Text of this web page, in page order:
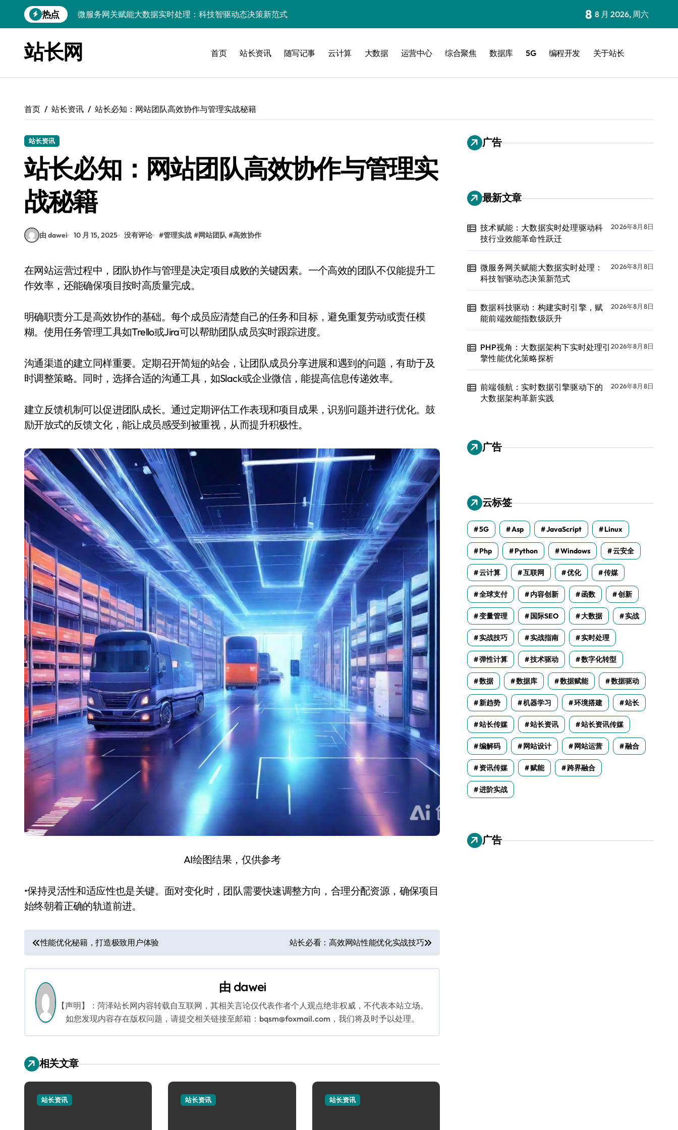
到
热点
数据科技驱动：构建实时引擎，赋能前端效能指数级跃升
前端领航：实时数据引擎驱动下的大数据架构革新实践
技术赋能：企业级动态数据实时处理引擎的价值挖掘架构
系统管理视角：大数据驱动的实时流处理引擎智能构建之道
实时数据科技赋能，高效处理引擎驱动创业新未来
技术赋能：大数据实时处理驱动科技行业效能革命性跃迁
8 8 月 2026, 周六
站长网 首页 站长资讯 随写记事 云计算 大数据 运营中心 综合聚焦 数据库 5G 编程开发 关于站长
首页 站长资讯 站长必知：网站团队高效协作与管理实战秘籍
站长资讯
站长必知：网站团队高效协作与管理实
战秘籍
由 dawei 10 月 15, 2025 没有评论 #管理实战 #网站团队 #高效协作
在网站运营过程中，团队协作与管理是决定项目成败的关键因素。一个高效的团队不仅能提升工
作效率，还能确保项目按时高质量完成。
明确职责分工是高效协作的基础。每个成员应清楚自己的任务和目标，避免重复劳动或责任模
糊。使用任务管理工具如Trello或Jira可以帮助团队成员实时跟踪进度。
沟通渠道的建立同样重要。定期召开简短的站会，让团队成员分享进展和遇到的问题，有助于及
时调整策略。同时，选择合适的沟通工具，如Slack或企业微信，能提高信息传递效率。
建立反馈机制可以促进团队成长。通过定期评估工作表现和项目成果，识别问题并进行优化。鼓
励开放式的反馈文化，能让成员感受到被重视，从而提升积极性。
AI绘图结果，仅供参考
•保持灵活性和适应性也是关键。面对变化时，团队需要快速调整方向，合理分配资源，确保项目
始终朝着正确的轨道前进。
文
章
导
航
性能优化秘籍，打造极致用户体验 站长必看：高效网站性能优化实战技巧
由 dawei
【声明】：菏泽站长网内容转载自互联网，其相关言论仅代表作者个人观点绝非权威，不代表本站立场。
如您发现内容存在版权问题，请提交相关链接至邮箱：bqsm@foxmail.com，我们将及时予以处理。
相关文章
站长资讯 站长资讯 站长资讯
广告
最新文章
技术赋能：大数据实时处理驱动科
技行业效能革命性跃迁
2026年8月8日
微服务网关赋能大数据实时处理：
科技智驱动态决策新范式
2026年8月8日
数据科技驱动：构建实时引擎，赋
能前端效能指数级跃升
2026年8月8日
PHP视角：大数据架构下实时处理引
擎性能优化策略探析
2026年8月8日
前端领航：实时数据引擎驱动下的
大数据架构革新实践
2026年8月8日
广告
云标签
5G Asp JavaScript Linux
Php Python Windows 云安全
云计算 互联网 优化 传媒
全球支付 内容创新 函数 创新
变量管理 国际SEO 大数据 实战
实战技巧 实战指南 实时处理
弹性计算 技术驱动 数字化转型
数据 数据库 数据赋能 数据驱动
新趋势 机器学习 环境搭建 站长
站长传媒 站长资讯 站长资讯传媒
编解码 网站设计 网站运营 融合
资讯传媒 赋能 跨界融合
进阶实战
广告